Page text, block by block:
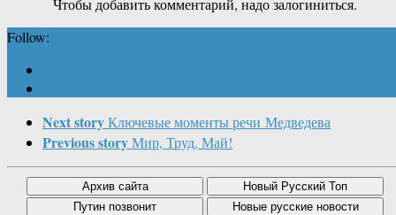
Чтобы добавить комментарий, надо залогиниться.
Follow:
Next storyКлючевые моменты речи Медведева
Previous storyМир, Труд, Май!